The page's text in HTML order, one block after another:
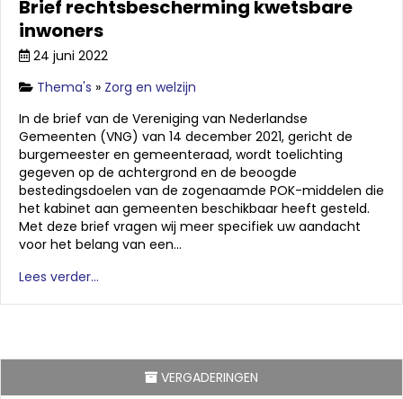
Brief rechtsbescherming kwetsbare
inwoners
24 juni 2022
Thema's » Zorg en welzijn
In de brief van de Vereniging van Nederlandse
Gemeenten (VNG) van 14 december 2021, gericht de
burgemeester en gemeenteraad, wordt toelichting
gegeven op de achtergrond en de beoogde
bestedingsdoelen van de zogenaamde POK-middelen die
het kabinet aan gemeenten beschikbaar heeft gesteld.
Met deze brief vragen wij meer specifiek uw aandacht
voor het belang van een…
Lees verder...
VERGADERINGEN